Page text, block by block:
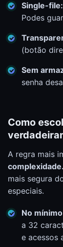
Single-file:
Podes
(botão
Sem
senha
Como
A regra mais
complexidade.
mais segura
especiais.
No
a 32
e acessos